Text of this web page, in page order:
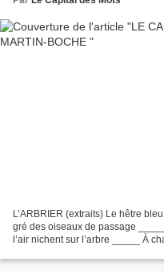
L’ARBRIER (extraits) Le hêtre
gré des oiseaux de passage
l’air nichent sur l’arbre _____ À